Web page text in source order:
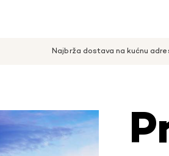
Najbrža dostava na kućnu